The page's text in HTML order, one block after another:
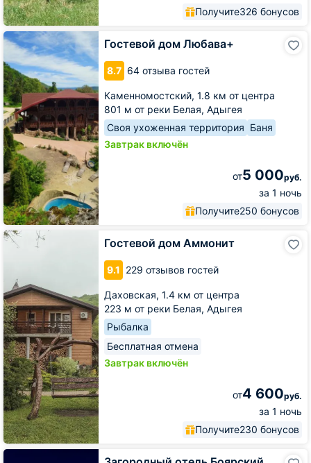
Получите326 бонусов
Гостевой дом Любава+
8.7 64 отзыва гостей
Каменномостский, 1.8 км от центра
801 м от реки Белая, Адыгея
Своя ухоженная территория Баня
Завтрак включён
от5 000руб.
за 1 ночь
Получите250 бонусов
Гостевой
дом
Любава+
Гостевой дом Аммонит
9.1 229 отзывов гостей
Даховская, 1.4 км от центра
223 м от реки Белая, Адыгея
Рыбалка
Бесплатная отмена
Завтрак включён
от4 600руб.
за 1 ночь
Получите230 бонусов
Гостевой
дом
Загородный